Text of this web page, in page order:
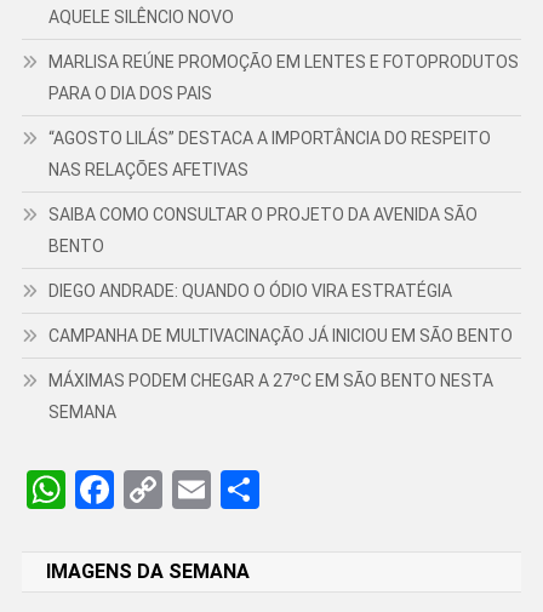
AQUELE SILÊNCIO NOVO
MARLISA REÚNE PROMOÇÃO EM LENTES E FOTOPRODUTOS
PARA O DIA DOS PAIS
“AGOSTO LILÁS” DESTACA A IMPORTÂNCIA DO RESPEITO
NAS RELAÇÕES AFETIVAS
SAIBA COMO CONSULTAR O PROJETO DA AVENIDA SÃO
BENTO
DIEGO ANDRADE: QUANDO O ÓDIO VIRA ESTRATÉGIA
CAMPANHA DE MULTIVACINAÇÃO JÁ INICIOU EM SÃO BENTO
MÁXIMAS PODEM CHEGAR A 27ºC EM SÃO BENTO NESTA
SEMANA
WhatsApp
Facebook
CopyEmailShare
IMAGENS DA SEMANA